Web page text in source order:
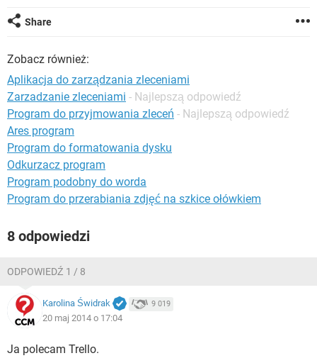
Share
Zobacz również:
Aplikacja do zarządzania zleceniami
Zarzadzanie zleceniami - Najlepszą odpowiedź
Program do przyjmowania zleceń - Najlepszą odpowiedź
Ares program
Program do formatowania dysku
Odkurzacz program
Program podobny do worda
Program do przerabiania zdjęć na szkice ołówkiem
8 odpowiedzi
ODPOWIEDŹ 1 / 8
Karolina Świdrak 9 019
20 maj 2014 o 17:04
Ja polecam Trello.